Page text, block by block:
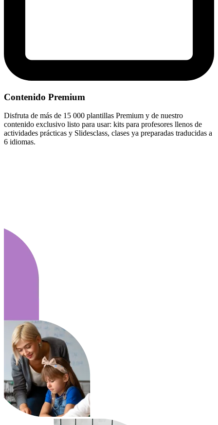
Contenido Premium
Disfruta de más de 15 000 plantillas Premium y de nuestro
contenido exclusivo listo para usar: kits para profesores llenos de
actividades prácticas y Slidesclass, clases ya preparadas traducidas a
6 idiomas.